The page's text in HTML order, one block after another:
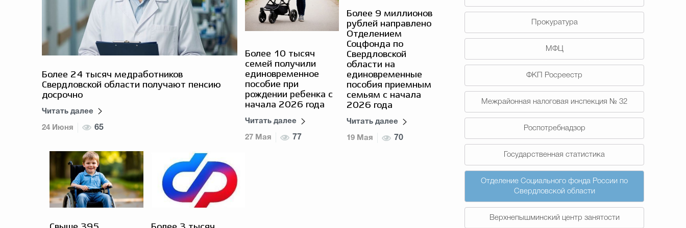
Прокуратура
МФЦ
ФКП Росреестр
Межрайонная налоговая инспекция № 32
Роспотребнадзор
Государственная статистика
Отделение Социального фонда России по
Свердловской области
Верхнепышминский центр занятости
Более 24 тысяч медработников
Свердловской области получают пенсию
досрочно
Читать далее
24 Июня 65
Более 10 тысяч
семей получили
единовременное
пособие при
рождении ребенка с
начала 2026 года
Читать далее
27 Мая 77
Более 9 миллионов
рублей направлено
Отделением
Соцфонда по
Свердловской
области на
единовременные
пособия приемным
семьям с начала
2026 года
Читать далее
19 Мая 70